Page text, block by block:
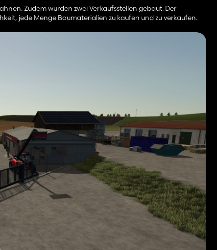
Zudem wurden zwei Verkaufsstellen gebaut. Der
jede Menge Baumaterialien zu kaufen und zu verkaufen.